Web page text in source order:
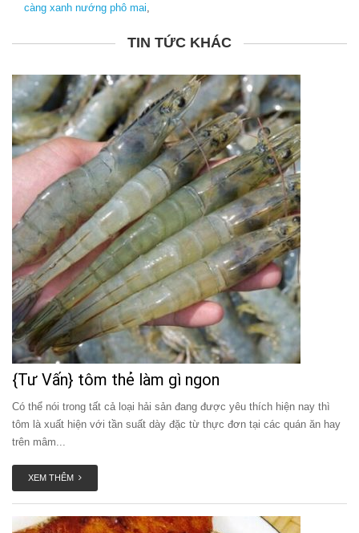
càng xanh nướng phô mai
TIN TỨC KHÁC
{Tư Vấn} tôm thẻ làm gì ngon
Có thể nói trong tất cả loại hải sản đang được yêu thích hiện nay thì
tôm là xuất hiện với tần suất dày đặc từ thực đơn tại các quán ăn hay
trên mâm...
XEM THÊM